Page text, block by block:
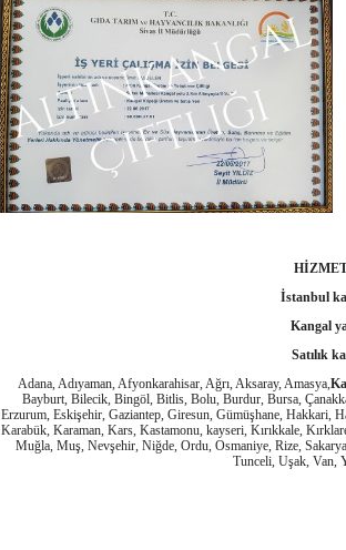
İstanbul
Kangal
Satılık
Adana, Adıyaman, Afyonkarahisar, Ağrı, Aksaray, Amasya,
Bayburt, Bilecik, Bingöl, Bitlis, Bolu, Burdur, Bursa,
Erzurum, Eskişehir, Gaziantep, Giresun, Gümüşhane, Hakkari,
Karabük, Karaman, Kars, Kastamonu, kayseri, Kırıkkale,
Muğla, Muş, Nevşehir, Niğde, Ordu, Osmaniye, Rize,
Tunceli, Uşak, Van,